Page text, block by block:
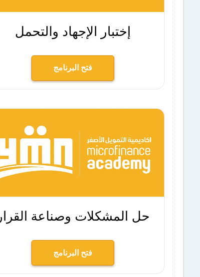
إختبار الإجهاد والتحمل
فتح البرنامج
حل المشكلات وصناعة القرار
فتح البرنامج